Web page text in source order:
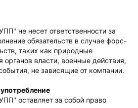
не несет ответственности за
обязательств в случае форс-
таких как природные
органов власти, военные действия,
не зависящие от компании.
оставляет за собой право